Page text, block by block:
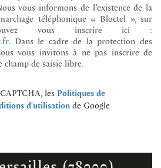
vous informons de l’existence de la
téléphonique « Bloctel », sur
vous inscrire ici :
. Dans le cadre de la protection des
vous invitons à ne pas inscrire de
champ de saisie libre.
les Politiques de
d'utilisationde Google